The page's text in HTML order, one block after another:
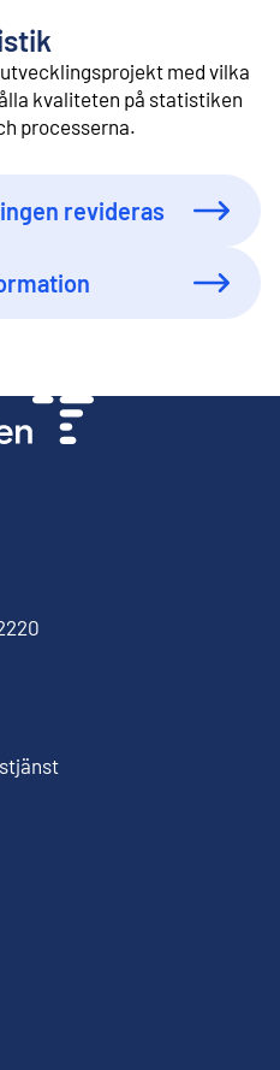
med vilka
kvaliteten på statistiken
processerna.
revideras